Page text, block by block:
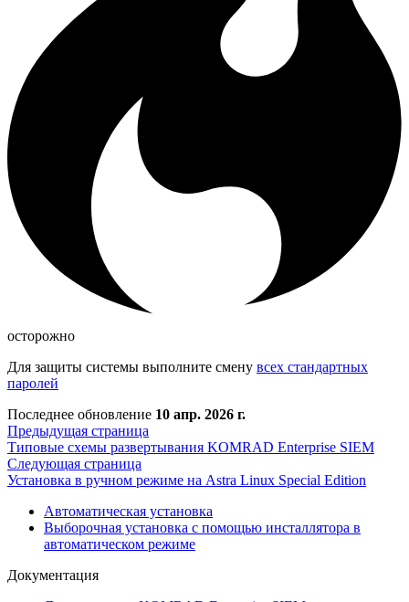
осторожно
Для защиты системы выполните смену всех стандартных
паролей
Последнее обновление 10 апр. 2026 г.
Предыдущая страница
Типовые схемы развертывания KOMRAD Enterprise SIEM
Следующая страница
Установка в ручном режиме на Astra Linux Special Edition
Автоматическая установка
Выборочная установка с помощью инсталлятора в
автоматическом режиме
Документация